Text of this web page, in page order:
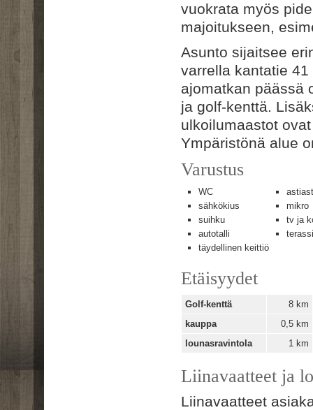
vuokrata myös
majoitukseen,
Asunto sijaitsee
varrella kantatie
ajomatkan päässä
ja golf-kenttä.
ulkoilumaastot
Ympäristönä alue
Varustus
WC
sähkökius
suihku
autotalli
täydellinen keittiö
mikro
tv ja
terassi
Etäisyydet
Golf-kenttä
8 km
kauppa
0,5 km
lounasravintola
1 km
Liinavaatteet ja
Liinavaatteet